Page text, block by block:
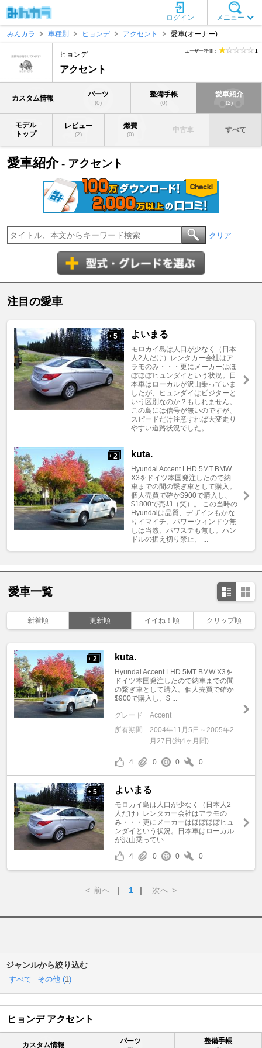
メニュー
ログイン
みんカラ
車種別 ヒョンデ アクセント 愛車(オーナー)
ヒョンデ
アクセント
ユーザー評価： 1
カスタム情報 パーツ
(0)
整備手帳
(0)
愛車紹介
(2)
モデル
トップ
レビュー
(2)
燃費
(0)
中古車 すべて
愛車紹介- アクセント
クリア
注目の愛車
+ 5 よいまる
モロカイ島は人口が少なく（日本
人2人だけ）レンタカー会社はア
ラモのみ・・・更にメーカーはほ
ぼほぼヒュンダイという状況。日
本車はローカルが沢山乗っていま
したが、ヒュンダイはビジターと
いう区別なのか？もしれません。
この島には信号が無いのですが、
スピードだけ注意すれば大変走り
やすい道路状況でした。 ...
+ 2 kuta.
Hyundai Accent LHD 5MT BMW
X3をドイツ本国発注したので納
車までの間の繋ぎ車として購入。
個人売買で確か$900で購入し、
$1800で売却（笑）。 この当時の
Hyundaiは品質、デザインもかな
りイマイチ。パワーウィンドウ無
しは当然、パワステも無し。ハン
ドルの据え切り禁止、 ...
愛車一覧
新着順 更新順 イイね！順 クリップ順
+ 2 kuta.
Hyundai Accent LHD 5MT BMW X3を
ドイツ本国発注したので納車までの間
の繋ぎ車として購入。個人売買で確か
$900で購入し、$ ...
グレード
Accent
所有期間
2004年11月5日～2005年2
月27日(約4ヶ月間)
4 0 0 0
+ 5 よいまる
モロカイ島は人口が少なく（日本人2
人だけ）レンタカー会社はアラモの
み・・・更にメーカーはほぼほぼヒュ
ンダイという状況。日本車はローカル
が沢山乗ってい ...
4
0 0 0
< 前へ ｜ 1 ｜ 次へ >
ジャンルから絞り込む
すべて その他 (1)
ヒョンデ アクセント
カスタム情報 パーツ 整備手帳